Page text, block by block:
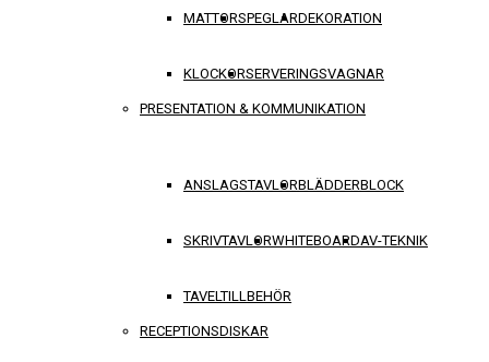
MATTORSPEGLARDEKORATION
KLOCKORSERVERINGSVAGNAR
PRESENTATION & KOMMUNIKATION
ANSLAGSTAVLORBLÄDDERBLOCK
SKRIVTAVLORWHITEBOARDAV-TEKNIK
TAVELTILLBEHÖR
RECEPTIONSDISKAR